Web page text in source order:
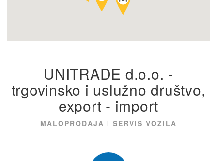
UNITRADE d.o.o. -
trgovinsko i uslužno društvo,
export - import
MALOPRODAJA I SERVIS VOZILA